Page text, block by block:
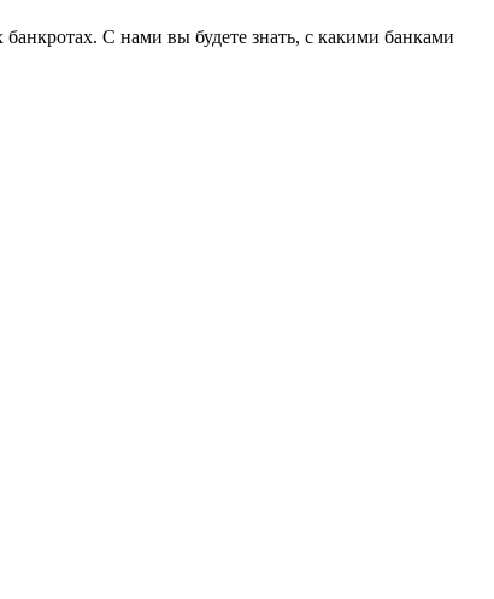
С нами вы будете знать, с какими банками